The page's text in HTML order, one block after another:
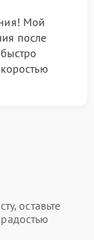
Мой
после
оставьте